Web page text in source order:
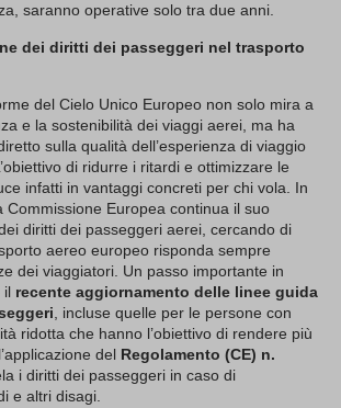
saranno operative solo tra due anni.
dei diritti dei passeggeri nel trasporto
del Cielo Unico Europeo non solo mira a
e la sostenibilità dei viaggi aerei, ma ha
sulla qualità dell’esperienza di viaggio
di ridurre i ritardi e ottimizzare le
infatti in vantaggi concreti per chi vola. In
Commissione Europea continua il suo
diritti dei passeggeri aerei, cercando di
aereo europeo risponda sempre
dei viaggiatori. Un passo importante in
il recente aggiornamento delle linee guida
, incluse quelle per le persone con
ridotta che hanno l’obiettivo di rendere più
del Regolamento (CE) n.
i diritti dei passeggeri in caso di
e altri disagi.